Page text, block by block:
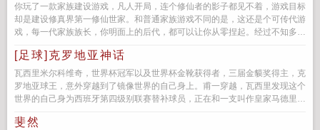
你玩了一款家族建设游戏，凡人开局，连个修仙者的影子都见不着，游戏目标
却是建设修真界第一修仙世家。和普通家族游戏不同的是，这还是个可传代游
戏，每一代家族族长，你明面上的后代，都可以让你从零捏起。经过不知多少
[足球]克罗地亚神话
瓦西里米尔科维奇，世界杯冠军以及世界杯金靴获得者，三届金貘奖得主，克
罗地亚球王，意外穿越到了镜像世界的自己身上。甫一穿越，瓦西里发现这个
世界的自己身为西班牙第四级别联赛替补球员，正在和一支叫作皇家马德里的
斐然